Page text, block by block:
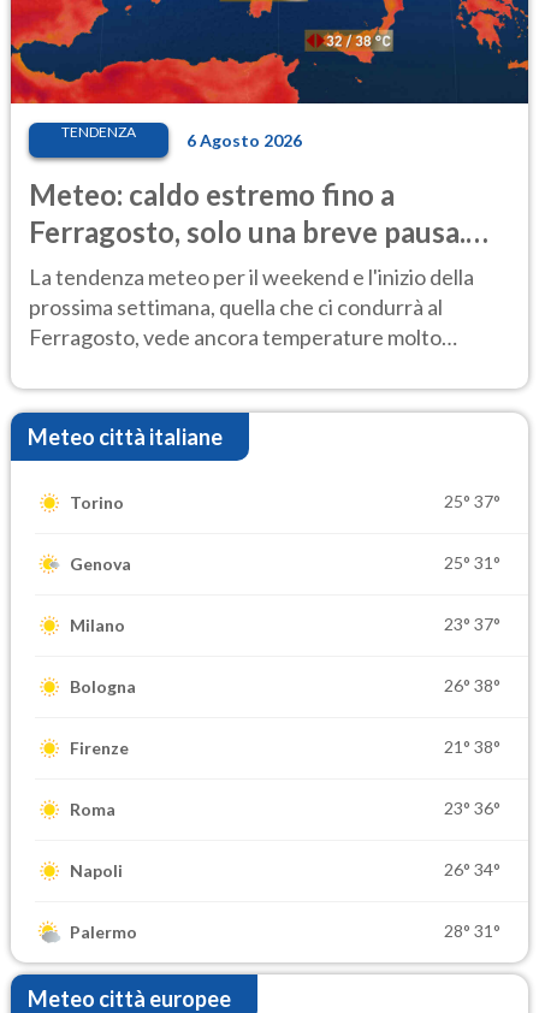
TENDENZA 6 Agosto 2026
Meteo: caldo estremo fino a
Ferragosto, solo una breve pausa.
Ecco dove
La tendenza meteo per il weekend e l'inizio della
prossima settimana, quella che ci condurrà al
Ferragosto, vede ancora temperature molto
Meteo città italiane
Torino 25° 37°
Genova 25° 31°
Milano 23° 37°
Bologna 26° 38°
Firenze 21° 38°
Roma 23° 36°
Napoli 26° 34°
Palermo 28° 31°
Meteo città europee